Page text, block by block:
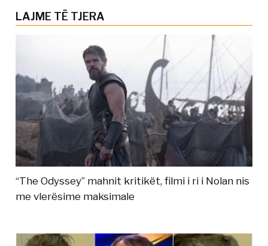
LAJME TË TJERA
“The Odyssey” mahnit kritikët, filmi i ri i Nolan nis
me vlerësime maksimale